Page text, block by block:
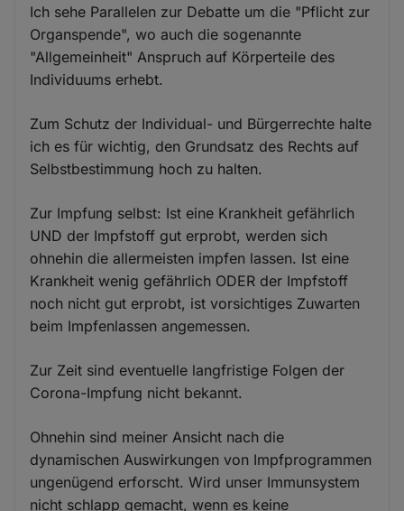
Ich sehe Parallelen zur Debatte um die "Pflicht zur
Organspende", wo auch die sogenannte
"Allgemeinheit" Anspruch auf Körperteile des
Individuums erhebt.
Zum Schutz der Individual- und Bürgerrechte halte
ich es für wichtig, den Grundsatz des Rechts auf
Selbstbestimmung hoch zu halten.
Zur Impfung selbst: Ist eine Krankheit gefährlich
UND der Impfstoff gut erprobt, werden sich
ohnehin die allermeisten impfen lassen. Ist eine
Krankheit wenig gefährlich ODER der Impfstoff
noch nicht gut erprobt, ist vorsichtiges Zuwarten
beim Impfenlassen angemessen.
Zur Zeit sind eventuelle langfristige Folgen der
Corona-Impfung nicht bekannt.
Ohnehin sind meiner Ansicht nach die
dynamischen Auswirkungen von Impfprogrammen
ungenügend erforscht. Wird unser Immunsystem
nicht schlapp gemacht, wenn es keine